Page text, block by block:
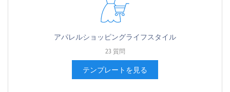
アパレルショッピングライフスタイル
23 質問
テンプレートを見る